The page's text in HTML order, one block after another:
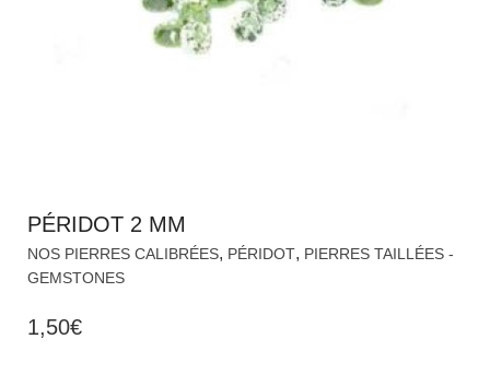
PÉRIDOT 2 MM
NOS PIERRES CALIBRÉES, PÉRIDOT, PIERRES TAILLÉES -
GEMSTONES
1,50€